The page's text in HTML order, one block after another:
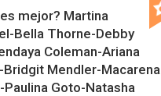
mejor? Martina
Bella Thorne-Debby
Coleman-Ariana
Bridgit Mendler-Macarena
Paulina Goto-Natasha